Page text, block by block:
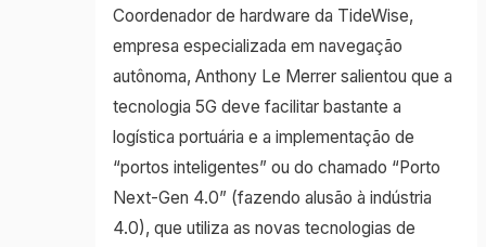
Coordenador de hardware da TideWise,
empresa especializada em navegação
autônoma, Anthony Le Merrer salientou que a
tecnologia 5G deve facilitar bastante a
logística portuária e a implementação de
“portos inteligentes” ou do chamado “Porto
Next-Gen 4.0” (fazendo alusão à indústria
4.0), que utiliza as novas tecnologias de